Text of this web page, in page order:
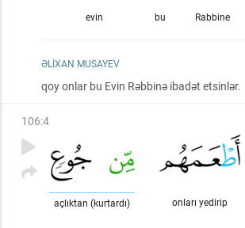
Rabbine
bu
evin
ƏLIXAN MUSAYEV
qoy onlar bu Evin Rəbbinə ibadət etsinlər.
106:4
onları yedirip
açlıktan (kurtardı)